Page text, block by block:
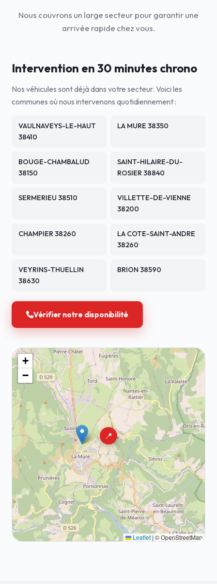
Nous couvrons un large secteur pour garantir une
arrivée rapide chez vous.
Intervention en 30 minutes chrono
Nos véhicules sont déjà dans votre secteur. Voici les
communes où nous intervenons quotidiennement :
VAULNAVEYS-LE-HAUT
38410
LA MURE 38350
BOUGE-CHAMBALUD
38150
SAINT-HILAIRE-DU-
ROSIER 38840
SERMERIEU 38510
VILLETTE-DE-VIENNE
38200
CHAMPIER 38260
LA COTE-SAINT-ANDRE
38260
VEYRINS-THUELLIN
38630
BRION 38590
Vérifier notre disponibilité
📍
+
−
Leaflet | © OpenStreetMap